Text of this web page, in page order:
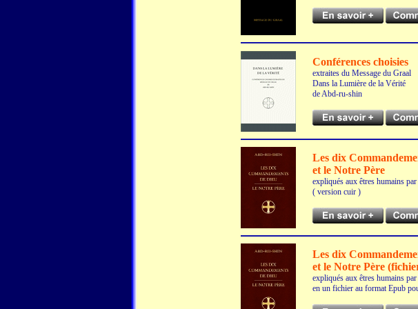
Conférences choisies
extraites du Message du Graal
Dans la Lumière de la Vérité
de Abd-ru-shin
Les dix
et le Notre Père
expliqués aux êtres humains
( version cuir )
Les dix
et le Notre Père
expliqués aux êtres humains
en un fichier au format Epub